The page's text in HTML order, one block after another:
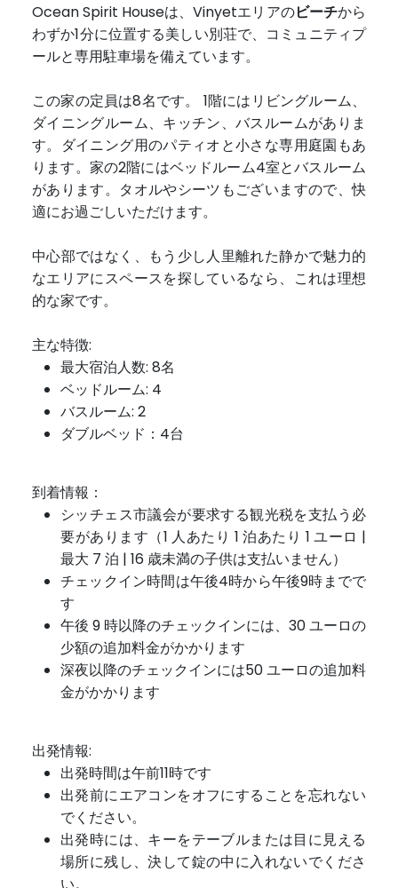
Ocean Spirit Houseは、Vinyetエリアのビーチから
わずか1分に位置する美しい別荘で、コミュニティプ
ールと専用駐車場を備えています。
この家の定員は8名です。 1階にはリビングルーム、
ダイニングルーム、キッチン、バスルームがありま
す。ダイニング用のパティオと小さな専用庭園もあ
ります。家の2階にはベッドルーム4室とバスルーム
があります。タオルやシーツもございますので、快
適にお過ごしいただけます。
中心部ではなく、もう少し人里離れた静かで魅力的
なエリアにスペースを探しているなら、これは理想
的な家です。
主な特徴:
最大宿泊人数: 8名
ベッドルーム: 4
バスルーム: 2
ダブルベッド：4台
到着情報：
シッチェス市議会が要求する観光税を支払う必
要があります（1 人あたり 1 泊あたり 1 ユーロ |
最大 7 泊 | 16 歳未満の子供は支払いません）
チェックイン時間は午後4時から午後9時までで
す
午後 9 時以降のチェックインには、30 ユーロの
少額の追加料金がかかります
深夜以降のチェックインには50 ユーロの追加料
金がかかります
出発情報:
出発時間は午前11時です
出発前にエアコンをオフにすることを忘れない
でください。
出発時には、キーをテーブルまたは目に見える
場所に残し、決して錠の中に入れないでくださ
い。